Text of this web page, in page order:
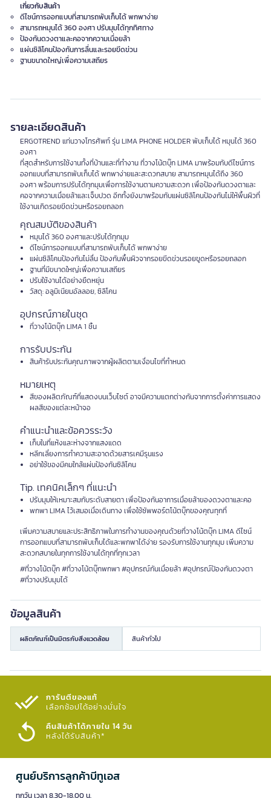
เกี่ยวกับสินค้า
ดีไซน์การออกแบบที่สามารถพับเก็บได้ พกพาง่าย
สามารถหมุนได้ 360 องศา ปรับมุมได้ทุกทิศทาง
ป้องกันดวงตาและคอจากความเมื่อยล้า
แผ่นซิลิโคนป้องกันการลื่นและรอยขีดข่วน
ฐานขนาดใหญ่เพื่อความเสถียร
รายละเอียดสินค้า
ERGOTREND แท่นวางโทรศัพท์ รุ่น LIMA PHONE HOLDER พับเก็บได้ หมุนได้ 360
องศา
ที่สุดสำหรับการใช้งานทั้งที่บ้านและที่ทำงาน ที่วางโน้ตบุ๊ก LIMA มาพร้อมกับดีไซน์การ
ออกแบบที่สามารถพับเก็บได้ พกพาง่ายและสะดวกสบาย สามารถหมุนได้ถึง 360
องศา พร้อมการปรับได้ทุกมุมเพื่อการใช้งานตามความสะดวก เพื่อป้องกันดวงตาและ
คอจากความเมื่อยล้าและเจ็บปวด อีกทั้งยังมาพร้อมกับแผ่นซิลิโคนป้องกันไม่ให้พื้นผิวที่
ใช้งานเกิดรอยขีดข่วนหรือรอยถลอก
คุณสมบัติของสินค้า
หมุนได้ 360 องศาและปรับได้ทุกมุม
ดีไซน์การออกแบบที่สามารถพับเก็บได้ พกพาง่าย
แผ่นซิลิโคนป้องกันไม่ลื่น ป้องกันพื้นผิวจากรอยขีดข่วนรอยขูดหรือรอยถลอก
ฐานที่มีขนาดใหญ่เพื่อความเสถียร
ปรับใช้งานได้อย่างยืดหยุ่น
วัสดุ: อลูมิเนียมอัลลอย, ซิลิโคน
อุปกรณ์ภายในชุด
ที่วางโน้ตบุ๊ก LIMA 1 ชิ้น
การรับประกัน
สินค้ารับประกันคุณภาพจากผู้ผลิตตามเงื่อนไขที่กำหนด
หมายเหตุ
สีของผลิตภัณฑ์ที่แสดงบนเว็บไซต์ อาจมีความแตกต่างกันจากการตั้งค่าการแสดง
ผลสีของแต่ละหน้าจอ
คำแนะนำและข้อควรระวัง
เก็บในที่แห้งและห่างจากแสงแดด
หลีกเลี่ยงการทำความสะอาดด้วยสารเคมีรุนแรง
อย่าใช้ของมีคมใกล้แผ่นป้องกันซิลิโคน
Tip. เทคนิคเล็กๆ ที่แนะนำ
ปรับมุมให้เหมาะสมกับระดับสายตา เพื่อป้องกันอาการเมื่อยล้าของดวงตาและคอ
พกพา LIMA ไว้เสมอเมื่อเดินทาง เพื่อใช้ซัพพอร์ตโน้ตบุ๊กของคุณทุกที่
เพิ่มความสบายและประสิทธิภาพในการทำงานของคุณด้วยที่วางโน้ตบุ๊ก LIMA ดีไซน์
การออกแบบที่สามารถพับเก็บได้และพกพาได้ง่าย รองรับการใช้งานทุกมุม เพิ่มความ
สะดวกสบายในทุกการใช้งานได้ทุกที่ทุกเวลา
#ที่วางโน้ตบุ๊ก #ที่วางโน้ตบุ๊กพกพา #อุปกรณ์กันเมื่อยล้า #อุปกรณ์ป้องกันดวงตา
#ที่วางปรับมุมได้
ข้อมูลสินค้า
ผลิตภัณฑ์เป็นมิตรกับสิ่งแวดล้อม สินค้าทั่วไป
การันตีของแท้
เลือกช้อปได้อย่างมั่นใจ​
คืนสินค้าได้ภายใน 14 วัน
หลังได้รับสินค้า*
ศูนย์บริการลูกค้าบีทูเอส
ทุกวัน เวลา 8.30-18.00 น.